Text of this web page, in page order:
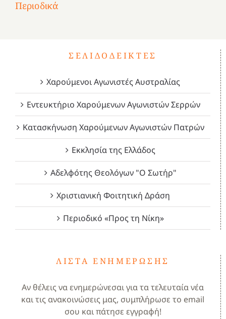
Περιοδικά
1821
2023!
2023!
2023!
ΣΕΛΙΔΟΔΕΊΚΤΕΣ
Χαρούμενοι Αγωνιστές Αυστραλίας
Εντευκτήριο Χαρούμενων Αγωνιστών Σερρών
Κατασκήνωση Χαρούμενων Αγωνιστών Πατρών
Εκκλησία της Ελλάδος
Αδελφότης Θεολόγων "Ο Σωτήρ"
Χριστιανική Φοιτητική Δράση
Περιοδικό «Προς τη Νίκη»
ΛΊΣΤΑ ΕΝΗΜΈΡΩΣΗΣ
Αν θέλεις να ενημερώνεσαι για τα τελευταία νέα
και τις ανακοινώσεις μας, συμπλήρωσε το email
σου και πάτησε εγγραφή!